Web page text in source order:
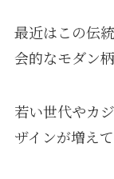
最近はこの伝
会的なモダン
若い世代やカ
ザインが増え